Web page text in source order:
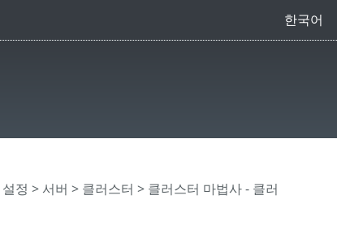
한국어
설정 > 서버 > 클러스터 > 클러스터 마법사 - 클러